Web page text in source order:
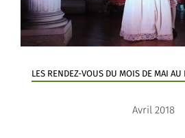
LES RENDEZ-VOUS DU MOIS DE MAI AU
Avril 2018